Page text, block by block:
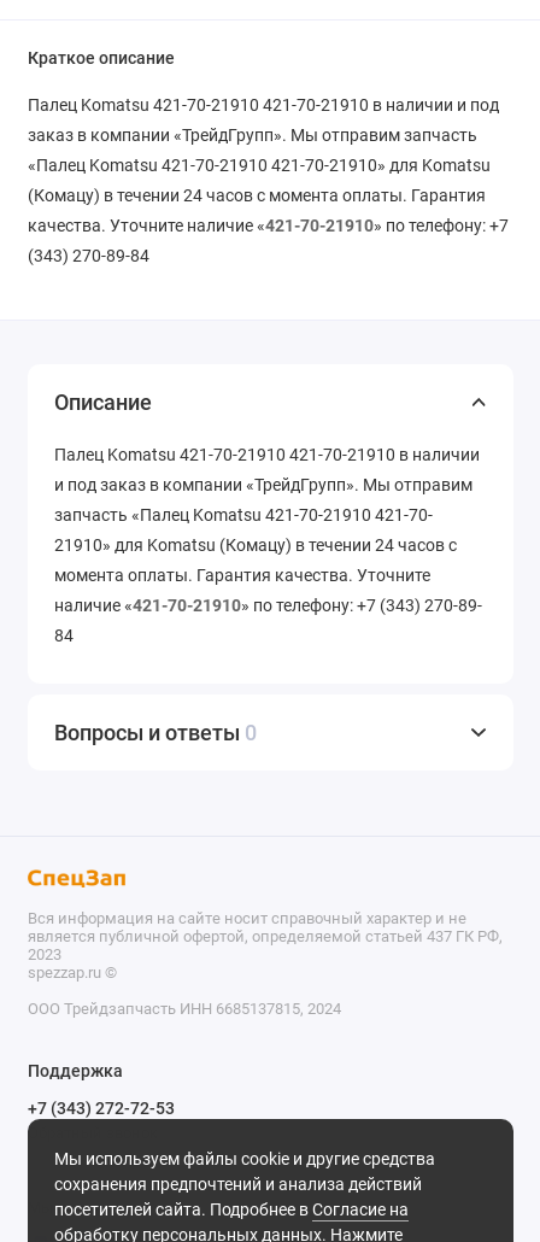
Краткое описание
Палец Komatsu 421-70-21910 421-70-21910 в наличии и под
заказ в компании «ТрейдГрупп». Мы отправим запчасть
«Палец Komatsu 421-70-21910 421-70-21910» для Komatsu
(Комацу) в течении 24 часов с момента оплаты. Гарантия
качества. Уточните наличие «421-70-21910» по телефону: +7
(343) 270-89-84
Описание
Палец Komatsu 421-70-21910 421-70-21910 в наличии
и под заказ в компании «ТрейдГрупп». Мы отправим
запчасть «Палец Komatsu 421-70-21910 421-70-
21910» для Komatsu (Комацу) в течении 24 часов с
момента оплаты. Гарантия качества. Уточните
наличие «421-70-21910» по телефону: +7 (343) 270-89-
84
Вопросы и ответы 0
Мы используем файлы cookie и другие средства
сохранения предпочтений и анализа действий
посетителей сайта. Подробнее вСогласие на
обработку персональных данных. Нажмите
Вся информация на сайте носит справочный характер и не
является публичной офертой, определяемой статьей 437 ГК РФ,
2023
spezzap.ru ©️
ООО Трейдзапчасть ИНН 6685137815, 2024
Поддержка
+7 (343) 272-72-53
Обратный звонок
620030, г. Екатеринбург, ул. Карьерная, д. 14, оф. 14.
Мы в сети